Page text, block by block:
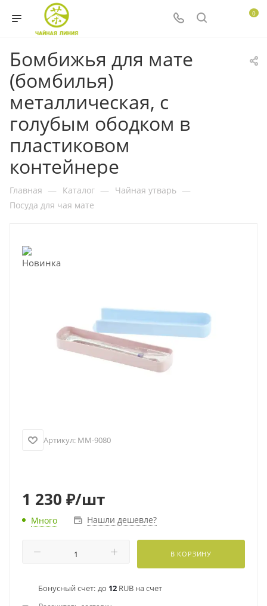
0
Бомбижья для мате
(бомбилья)
металлическая, с
голубым ободком в
пластиковом
контейнере
Главная — Каталог — Чайная утварь —
Посуда для чая мате
Артикул: MM-9080
1 230 ₽/шт
Много Нашли дешевле?
В КОРЗИНУ
Бонусный счет: до 12 RUB на счет